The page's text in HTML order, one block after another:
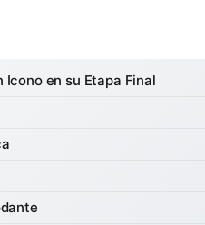
Icono en su Etapa Final